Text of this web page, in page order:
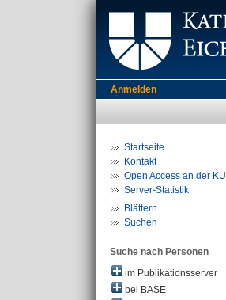
Anmelden
Startseite
Kontakt
Open Access an der KU
Server-Statistik
Blättern
Suchen
Suche nach Personen
im Publikationsserver
bei BASE